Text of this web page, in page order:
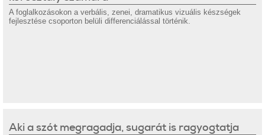
A foglalkozásokon a verbális, zenei, dramatikus vizuális készségek
fejlesztése csoporton belüli differenciálással történik.
Aki a szót megragadja, sugarát is ragyogtatja